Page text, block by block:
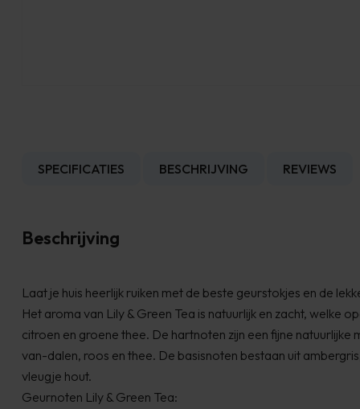
SPECIFICATIES BESCHRIJVING REVIEWS
Beschrijving
Laat je huis heerlijk ruiken met de beste geurstokjes en de
Het aroma van Lily & Green Tea is natuurlijk en zacht, welke
citroen en groene thee. De hartnoten zijn een fijne natuurlijke
van-dalen, roos en thee. De basisnoten bestaan uit
vleugje hout.
Geurnoten Lily & Green Tea: